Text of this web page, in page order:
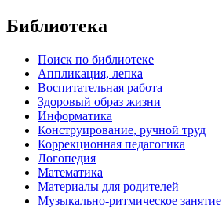
Библиотека
Поиск по библиотеке
Аппликация, лепка
Воспитательная работа
Здоровый образ жизни
Информатика
Конструирование, ручной труд
Коррекционная педагогика
Логопедия
Математика
Материалы для родителей
Музыкально-ритмическое занятие